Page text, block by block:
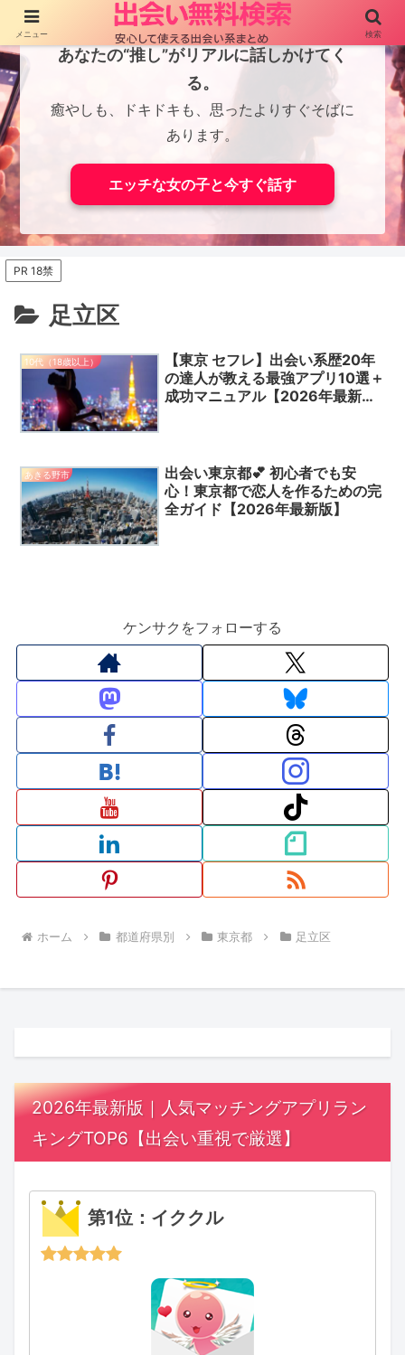
あなたの“推し”がリアルに話しかけてく
る。
癒やしも、ドキドキも、思ったよりすぐそばに
あります。
エッチな女の子と今すぐ話す
PR 18禁
足立区
10代（18歳以上）
【東京 セフレ】出会い系歴20年
の達人が教える最強アプリ10選＋
成功マニュアル【2026年最新
あきる野市
出会い東京都💕 初心者でも安
心！東京都で恋人を作るための完
全ガイド【2026年最新版】
ケンサクをフォローする
ホーム 都道府県別 東京都 足立区
2026年最新版｜人気マッチングアプリラン
キングTOP6【出会い重視で厳選】
第1位：イククル
メニュー 検索